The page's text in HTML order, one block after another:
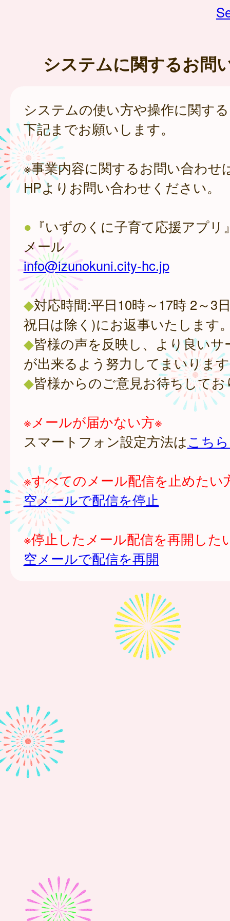
システムに関するお問
システムの使い方や操作に関す
下記までお願いします。
※事業内容に関するお問い合わせ
HPよりお問い合わせください。
● 『いずのくに子育て応援アプ
メール
info@izunokuni.city-hc.jp
◆対応時間:平日10時～17時 2～3
祝日は除く)にお返事いたします
◆皆様の声を反映し、より良いサ
が出来るよう努力してまいりま
◆皆様からのご意見お待ちしてお
※メールが届かない方※
スマートフォン設定方法はこち
※すべてのメール配信を止めたい
空メールで配信を停止
※停止したメール配信を再開した
空メールで配信を再開